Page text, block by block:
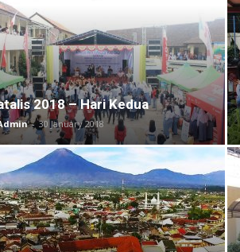
2018 – Hari Kedua
- 30 January 2018